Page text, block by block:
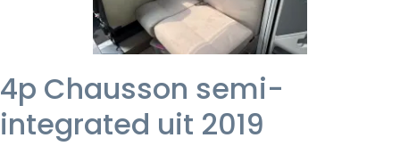
4p Chausson semi-
integrated uit 2019